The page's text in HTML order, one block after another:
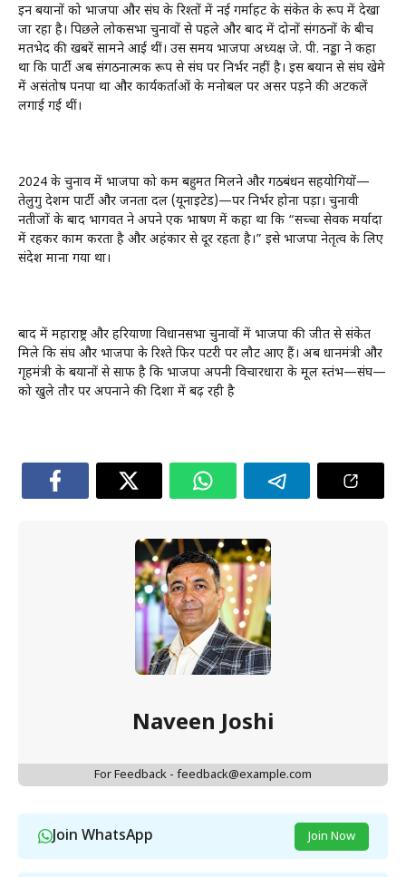
इन बयानों को भाजपा और संघ के रिश्तों में नई गर्माहट के संकेत के रूप में देखा
जा रहा है। पिछले लोकसभा चुनावों से पहले और बाद में दोनों संगठनों के बीच
मतभेद की खबरें सामने आई थीं। उस समय भाजपा अध्यक्ष जे. पी. नड्डा ने कहा
था कि पार्टी अब संगठनात्मक रूप से संघ पर निर्भर नहीं है। इस बयान से संघ खेमे
में असंतोष पनपा था और कार्यकर्ताओं के मनोबल पर असर पड़ने की अटकलें
लगाई गई थीं।
2024 के चुनाव में भाजपा को कम बहुमत मिलने और गठबंधन सहयोगियों—
तेलुगु देशम पार्टी और जनता दल (यूनाइटेड)—पर निर्भर होना पड़ा। चुनावी
नतीजों के बाद भागवत ने अपने एक भाषण में कहा था कि “सच्चा सेवक मर्यादा
में रहकर काम करता है और अहंकार से दूर रहता है।” इसे भाजपा नेतृत्व के लिए
संदेश माना गया था।
बाद में महाराष्ट्र और हरियाणा विधानसभा चुनावों में भाजपा की जीत से संकेत
मिले कि संघ और भाजपा के रिश्ते फिर पटरी पर लौट आए हैं। अब प्रधानमंत्री और
गृहमंत्री के बयानों से साफ है कि भाजपा अपनी विचारधारा के मूल स्तंभ—संघ—
को खुले तौर पर अपनाने की दिशा में बढ़ रही है
Naveen Joshi
For Feedback - feedback@example.com
Join WhatsApp Join Now